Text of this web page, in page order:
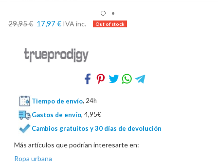
29,95 € 17,97 € IVA inc.
Tiempo de envío, 24h
Gastos de envío, 4,95€
Cambios gratuitos y 30 días de devolución
Más artículos que podrían interesarte en:
Ropa urbana